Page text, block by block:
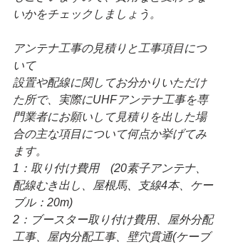
いかをチェックしましょう。
アンテナ工事の見積りと工事項目につ
いて
設置や配線に関してお分かりいただけ
た所で、実際にUHFアンテナ工事を専
門業者にお願いして見積りを出した場
合の主な項目について何点か挙げてみ
ます。
1：取り付け費用　(20素子アンテナ、
配線むき出し、屋根馬、支線4本、ケー
ブル：20m)
2：ブースター取り付け費用、屋外分配
工事、屋内分配工事、壁穴貫通(ケーブ